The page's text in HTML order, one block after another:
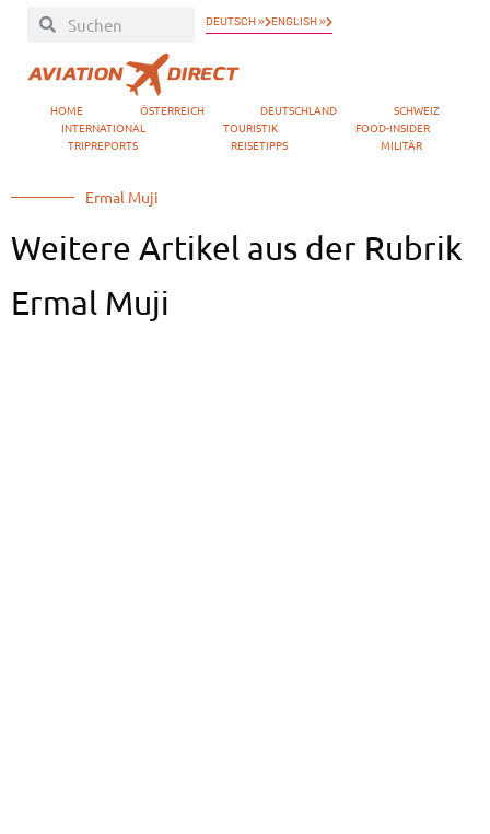
DEUTSCH » ENGLISH »
HOME ÖSTERREICH DEUTSCHLAND
SCHWEIZ
INTERNATIONAL
TOURISTIK
FOOD-INSIDER
TRIPREPORTS
REISETIPPS MILITÄR
Ermal Muji
Weitere Artikel aus der Rubrik
Ermal Muji